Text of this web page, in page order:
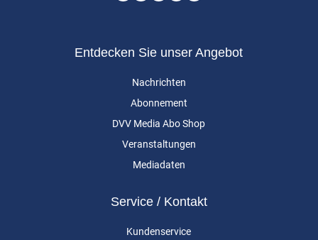
Entdecken Sie unser Angebot
Nachrichten
Abonnement
DVV Media Abo Shop
Veranstaltungen
Mediadaten
Service / Kontakt
Kundenservice